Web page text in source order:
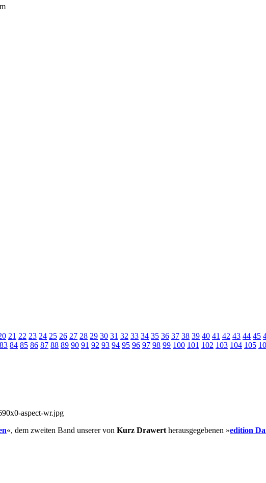
21 22 23 24 25 26 27 28 29 30 31 32 33 34 35 36 37 38 39 40 41 42 43 44 45
83 84 85 86 87 88 89 90 91 92 93 94 95 96 97 98 99 100 101 102 103 104 105
«, dem zweiten Band unserer von Kurz Drawertherausgegebenen »edition